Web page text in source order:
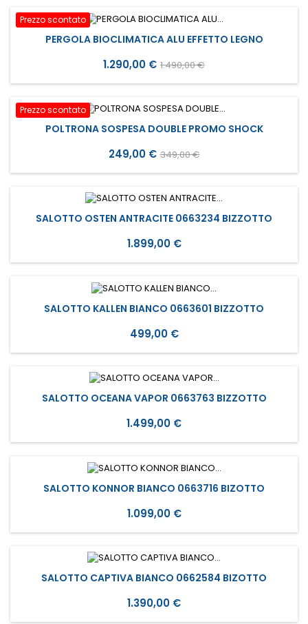
Prezzo scontato
PERGOLA BIOCLIMATICA ALU EFFETTO LEGNO
Prezzo
1.290,00 € Prezzo
base
1.490,00 €
Prezzo scontato
POLTRONA SOSPESA DOUBLE PROMO SHOCK
Prezzo
249,00 € Prezzo
base
349,00 €
SALOTTO OSTEN ANTRACITE 0663234 BIZZOTTO
Prezzo
1.899,00 €
SALOTTO KALLEN BIANCO 0663601 BIZZOTTO
Prezzo
499,00 €
SALOTTO OCEANA VAPOR 0663763 BIZZOTTO
Prezzo
1.499,00 €
SALOTTO KONNOR BIANCO 0663716 BIZOTTO
Prezzo
1.099,00 €
SALOTTO CAPTIVA BIANCO 0662584 BIZOTTO
Prezzo
1.390,00 €